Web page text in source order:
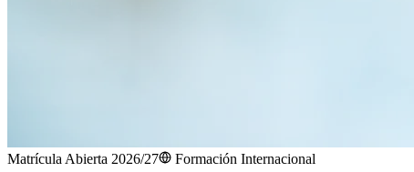
Matrícula Abierta 2026/27 Formación Internacional